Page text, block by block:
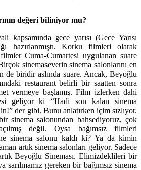
değeri biliniyor mu?
kapsamında gece yarısı (Gece Yarısı
hazırlanmıştı. Korku filmleri olarak
Cuma-Cumartesi uygulanan suare
sinemaseverin sinema salonlarını en
de biridir aslında suare. Ancak, Beyoğlu
restaurant belirli bir saatten sonra
vermeye başlamış. Film izlerken dahi
geliyor ki “Hadi son kalan sinema
der gibi. Bunu anlatırken içim sızlıyor.
sinema salonundan bahsediyoruz, çok
değil. Oysa bağımsız filmleri
sinema salonu kaldı ki? Ya da kimin
artık sinema salonları geliyor. Sadece
Beyoğlu Sineması. Elimizdeklileri bir
sarılmamız gereken bir bağımsız sinema